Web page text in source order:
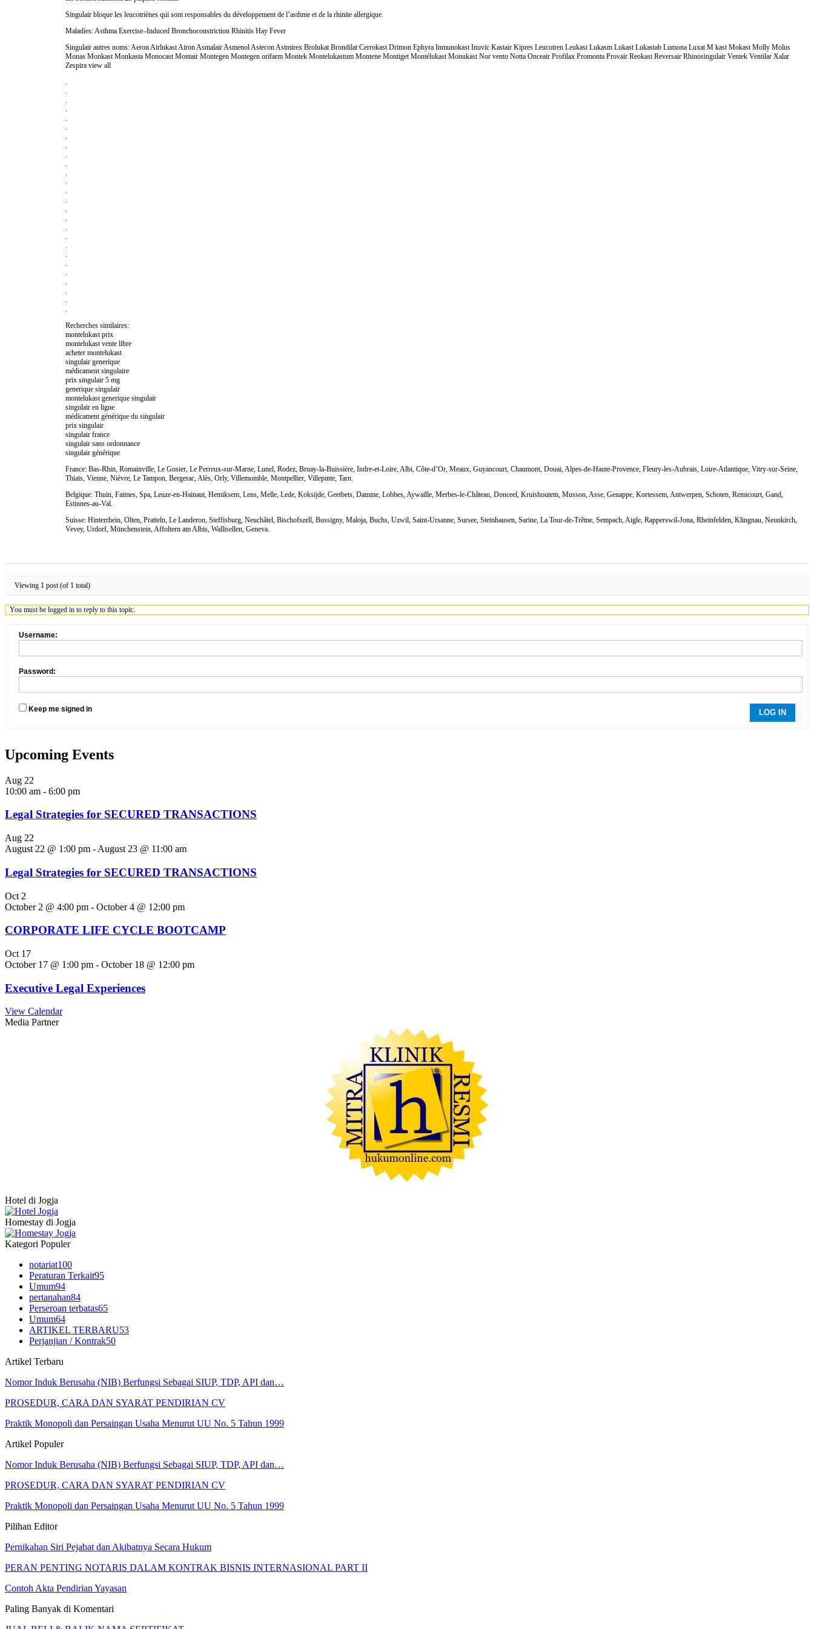
Singulair bloque les leucotriènes qui sont responsables du développement de l’asthme et de la rhinite allergique.
Maladies: Asthma Exercise–Induced Bronchoconstriction Rhinitis Hay Fever
Singulair autres noms: Aeron Airlukast Airon Asmalair Asmenol Astecon Astmirex Brolukat Brondilat Cerrokast Drimon Ephyra Inmunokast Inuvic Kastair Kipres Leucotren Leukast Lukasm Lukast Lukastab Lumona Luxat M kast Mokast Molly Molus
Monas Monkast Monkasta Monocast Montair Montegen Montegen orifarm Montek Montelukastum Montene Montiget Montélukast Monukast Nor vento Notta Onceair Profilax Promonta Provair Reokast Reversair Rhinosingulair Ventek Ventilar Xalar
Zespira view all
.
.
.
.
.
.
.
.
.
.
.
.
.
.
.
.
.
.
.
.
.
.
.
.
.
.
Recherches similaires:
montelukast prix
montelukast vente libre
acheter montelukast
singulair generique
médicament singulaire
prix singulair 5 mg
generique singulair
montelukast generique singulair
singulair en ligne
médicament générique du singulair
prix singulair
singulair france
singulair sans ordonnance
singulair générique
France: Bas-Rhin, Romainville, Le Gosier, Le Perreux-sur-Marne, Lunel, Rodez, Bruay-la-Buissière, Indre-et-Loire, Albi, Côte-d’Or, Meaux, Guyancourt, Chaumont, Douai, Alpes-de-Haute-Provence, Fleury-les-Aubrais, Loire-Atlantique, Vitry-sur-Seine,
Thiais, Vienne, Nièvre, Le Tampon, Bergerac, Alès, Orly, Villemomble, Montpellier, Villepinte, Tarn.
Belgique: Thuin, Faimes, Spa, Leuze-en-Hainaut, Hemiksem, Lens, Melle, Lede, Koksijde, Geetbets, Damme, Lobbes, Aywaille, Merbes-le-Château, Donceel, Kruishoutem, Musson, Asse, Genappe, Kortessem, Antwerpen, Schoten, Remicourt, Gand,
Estinnes-au-Val.
Suisse: Hinterrhein, Olten, Pratteln, Le Landeron, Steffisburg, Neuchâtel, Bischofszell, Bussigny, Maloja, Buchs, Uzwil, Saint-Ursanne, Sursee, Steinhausen, Sarine, La Tour-de-Trême, Sempach, Aigle, Rapperswil-Jona, Rheinfelden, Klingnau, Neunkirch,
Vevey, Urdorf, Münchenstein, Affoltern am Albis, Wallisellen, Geneva.
Viewing 1 post (of 1 total)
You must be logged in to reply to this topic.
Username:
Password:
Keep me signed in LOG IN
Upcoming Events
Aug 22
10:00 am - 6:00 pm
Legal Strategies for SECURED TRANSACTIONS
Aug 22
August 22 @ 1:00 pm - August 23 @ 11:00 am
Legal Strategies for SECURED TRANSACTIONS
Oct 2
October 2 @ 4:00 pm - October 4 @ 12:00 pm
CORPORATE LIFE CYCLE BOOTCAMP
Oct 17
October 17 @ 1:00 pm - October 18 @ 12:00 pm
Executive Legal Experiences
View Calendar
Media Partner
Hotel di Jogja
Homestay di Jogja
Kategori Populer
notariat100
Peraturan Terkait95
Umum94
pertanahan84
Perseroan terbatas65
Umum64
ARTIKEL TERBARU53
Perjanjian / Kontrak50
Artikel Terbaru
Nomor Induk Berusaha (NIB) Berfungsi Sebagai SIUP, TDP, API dan…
PROSEDUR, CARA DAN SYARAT PENDIRIAN CV
Praktik Monopoli dan Persaingan Usaha Menurut UU No. 5 Tahun 1999
Artikel Populer
Nomor Induk Berusaha (NIB) Berfungsi Sebagai SIUP, TDP, API dan…
PROSEDUR, CARA DAN SYARAT PENDIRIAN CV
Praktik Monopoli dan Persaingan Usaha Menurut UU No. 5 Tahun 1999
Pilihan Editor
Pernikahan Siri Pejabat dan Akibatnya Secara Hukum
PERAN PENTING NOTARIS DALAM KONTRAK BISNIS INTERNASIONAL PART II
Contoh Akta Pendirian Yayasan
Paling Banyak di Komentari